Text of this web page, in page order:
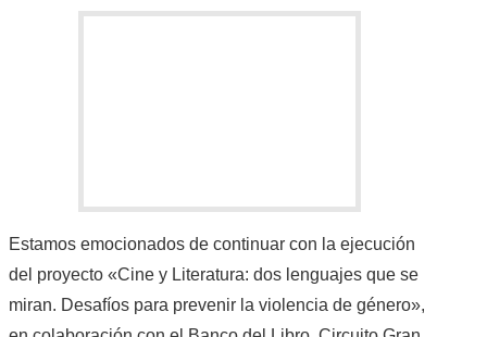
Estamos emocionados de continuar con la ejecución
del proyecto «Cine y Literatura: dos lenguajes que se
miran. Desafíos para prevenir la violencia de género»,